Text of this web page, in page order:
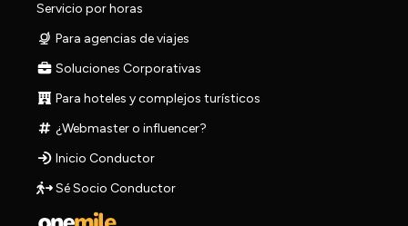
Servicio por horas
Para agencias de viajes
Soluciones Corporativas
Para hoteles y complejos turísticos
¿Webmaster o influencer?
Inicio Conductor
Sé Socio Conductor